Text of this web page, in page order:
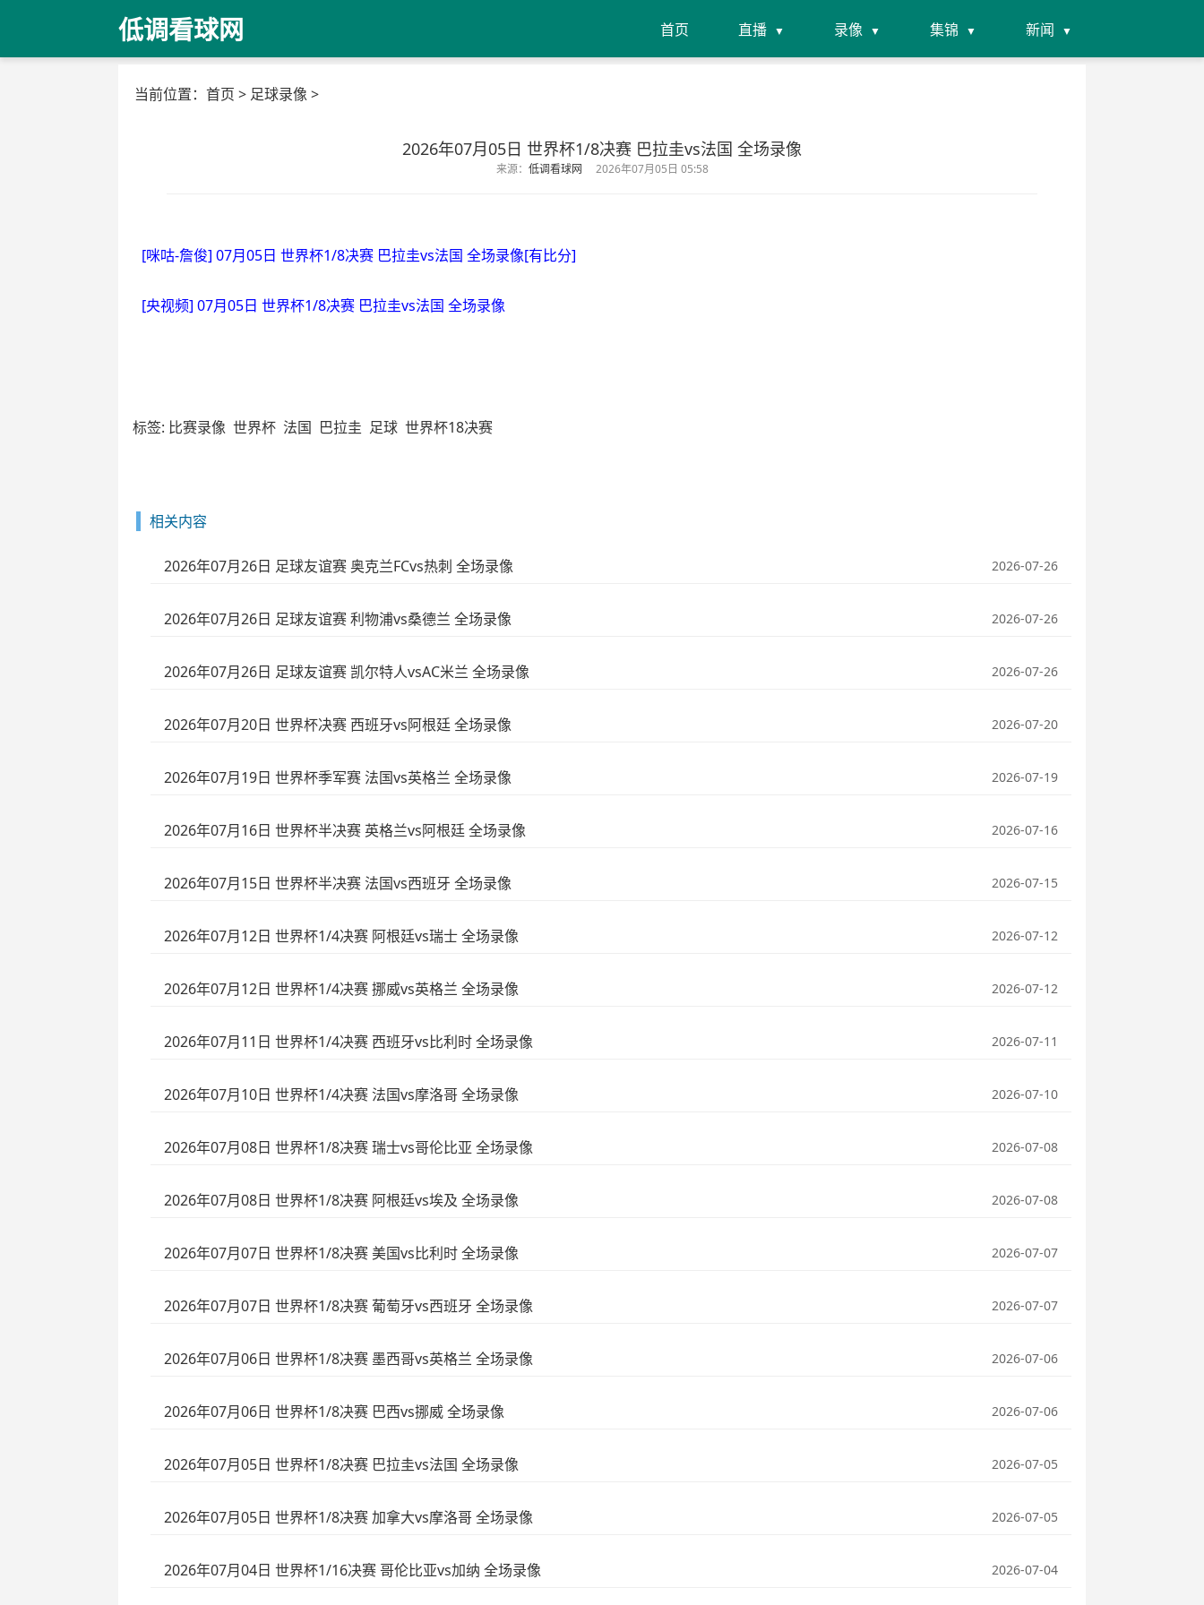
低调看球网 首页 直播 录像 集锦 新闻
当前位置： 首页 > 足球录像 >
2026年07月05日 世界杯1/8决赛 巴拉圭vs法国 全场录像
来源： 低调看球网 2026年07月05日 05:58
[咪咕-詹俊] 07月05日 世界杯1/8决赛 巴拉圭vs法国 全场录像[有比分]
[央视频] 07月05日 世界杯1/8决赛 巴拉圭vs法国 全场录像
标签: 比赛录像 世界杯 法国 巴拉圭 足球 世界杯18决赛
相关内容
2026年07月26日 足球友谊赛 奥克兰FCvs热刺 全场录像 2026-07-26
2026年07月26日 足球友谊赛 利物浦vs桑德兰 全场录像 2026-07-26
2026年07月26日 足球友谊赛 凯尔特人vsAC米兰 全场录像 2026-07-26
2026年07月20日 世界杯决赛 西班牙vs阿根廷 全场录像 2026-07-20
2026年07月19日 世界杯季军赛 法国vs英格兰 全场录像 2026-07-19
2026年07月16日 世界杯半决赛 英格兰vs阿根廷 全场录像 2026-07-16
2026年07月15日 世界杯半决赛 法国vs西班牙 全场录像 2026-07-15
2026年07月12日 世界杯1/4决赛 阿根廷vs瑞士 全场录像 2026-07-12
2026年07月12日 世界杯1/4决赛 挪威vs英格兰 全场录像 2026-07-12
2026年07月11日 世界杯1/4决赛 西班牙vs比利时 全场录像 2026-07-11
2026年07月10日 世界杯1/4决赛 法国vs摩洛哥 全场录像 2026-07-10
2026年07月08日 世界杯1/8决赛 瑞士vs哥伦比亚 全场录像 2026-07-08
2026年07月08日 世界杯1/8决赛 阿根廷vs埃及 全场录像 2026-07-08
2026年07月07日 世界杯1/8决赛 美国vs比利时 全场录像 2026-07-07
2026年07月07日 世界杯1/8决赛 葡萄牙vs西班牙 全场录像 2026-07-07
2026年07月06日 世界杯1/8决赛 墨西哥vs英格兰 全场录像 2026-07-06
2026年07月06日 世界杯1/8决赛 巴西vs挪威 全场录像 2026-07-06
2026年07月05日 世界杯1/8决赛 巴拉圭vs法国 全场录像 2026-07-05
2026年07月05日 世界杯1/8决赛 加拿大vs摩洛哥 全场录像 2026-07-05
2026年07月04日 世界杯1/16决赛 哥伦比亚vs加纳 全场录像 2026-07-04